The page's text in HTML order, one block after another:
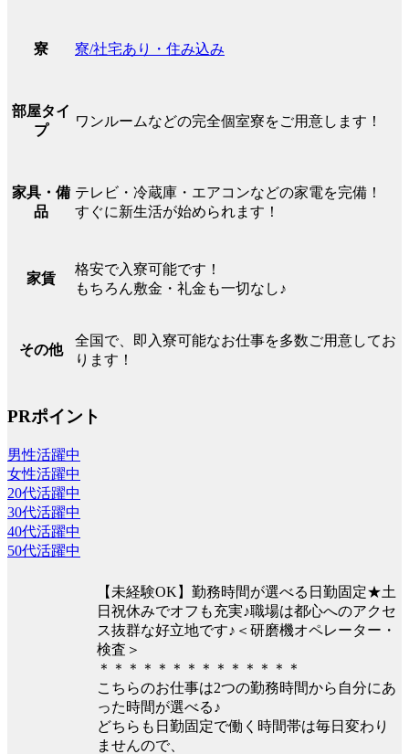
寮 寮/社宅あり・住み込み
部屋タイ
プ
ワンルームなどの完全個室寮をご用意します！
家具・備
品
テレビ・冷蔵庫・エアコンなどの家電を完備！
すぐに新生活が始められます！
家賃
格安で入寮可能です！
もちろん敷金・礼金も一切なし♪
その他
全国で、即入寮可能なお仕事を多数ご用意してお
ります！
PRポイント
男性活躍中
女性活躍中
20代活躍中
30代活躍中
40代活躍中
50代活躍中
【未経験OK】勤務時間が選べる日勤固定★土
日祝休みでオフも充実♪職場は都心へのアクセ
ス抜群な好立地です♪＜研磨機オペレーター・
検査＞
＊＊＊＊＊＊＊＊＊＊＊＊＊＊
こちらのお仕事は2つの勤務時間から自分にあ
った時間が選べる♪
どちらも日勤固定で働く時間帯は毎日変わり
ませんので、